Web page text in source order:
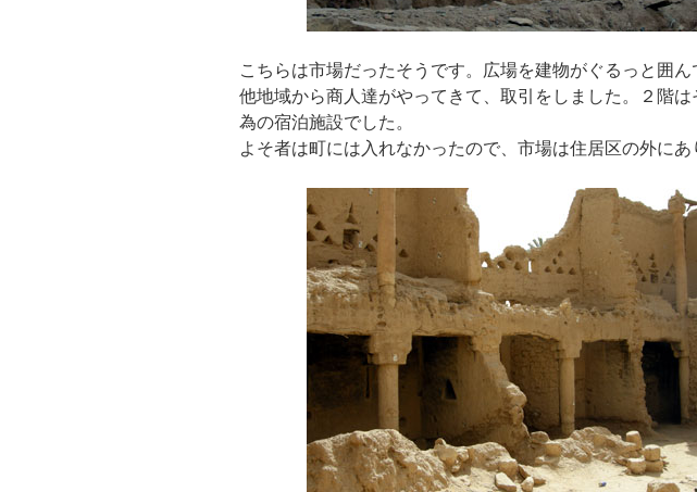
こちらは市場だったそうです。広場を建物がぐるっと囲ん
他地域から商人達がやってきて、取引をしました。２階
為の宿泊施設でした。
よそ者は町には入れなかったので、市場は住居区の外にあ